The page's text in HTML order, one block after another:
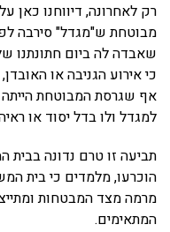
רק לאחרונה, דיווחנו כאן על
מבוטחת ש"מגדל" סירבה
שאבדה לה ביום חתונתנו
כי אירוע הגניבה או
אף שגרסת המבוטחת
למגדל ולו בדל יסוד או
תביעה זו טרם נדונה
הוכרעו, מלמדים כי בית
מרמה מצד המבטחות
המתאימים.